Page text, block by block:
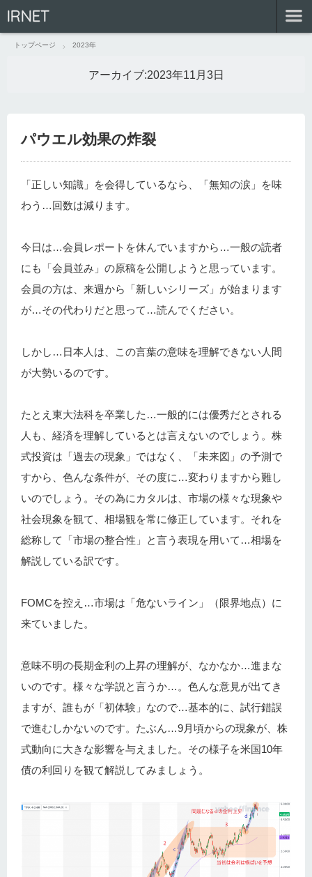
IRNET
トップページ 2023年
アーカイブ:2023年11月3日
パウエル効果の炸裂
「正しい知識」を会得しているなら、「無知の涙」を味
わう…回数は減ります。
今日は…会員レポートを休んでいますから…一般の読者
にも「会員並み」の原稿を公開しようと思っています。
会員の方は、来週から「新しいシリーズ」が始まります
が…その代わりだと思って…読んでください。
しかし…日本人は、この言葉の意味を理解できない人間
が大勢いるのです。
たとえ東大法科を卒業した…一般的には優秀だとされる
人も、経済を理解しているとは言えないのでしょう。株
式投資は「過去の現象」ではなく、「未来図」の予測で
すから、色んな条件が、その度に…変わりますから難し
いのでしょう。その為にカタルは、市場の様々な現象や
社会現象を観て、相場観を常に修正しています。それを
総称して「市場の整合性」と言う表現を用いて…相場を
解説している訳です。
FOMCを控え…市場は「危ないライン」（限界地点）に
来ていました。
意味不明の長期金利の上昇の理解が、なかなか…進まな
いのです。様々な学説と言うか…。色んな意見が出てき
ますが、誰もが「初体験」なので…基本的に、試行錯誤
で進むしかないのです。たぶん…9月頃からの現象が、株
式動向に大きな影響を与えました。その様子を米国10年
債の利回りを観て解説してみましょう。